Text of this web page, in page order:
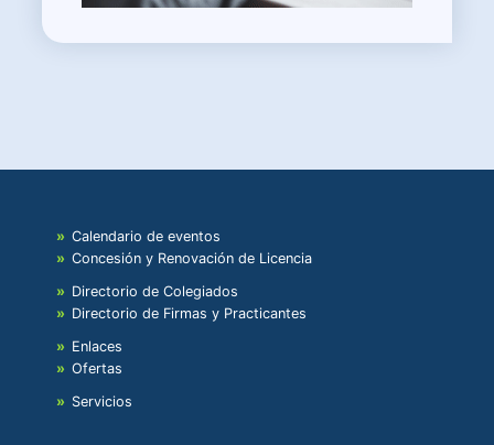
Calendario de eventos
Concesión y Renovación de Licencia
Directorio de Colegiados
Directorio de Firmas y Practicantes
Enlaces
Ofertas
Servicios